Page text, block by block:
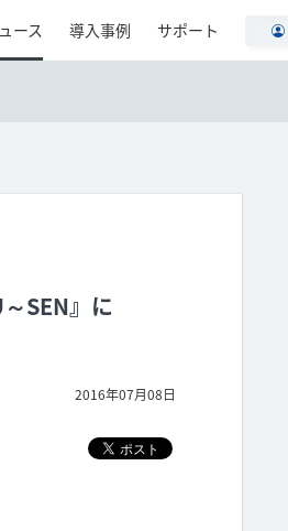
ース 導入事例 サポート
SEN』に
2016年07月08日